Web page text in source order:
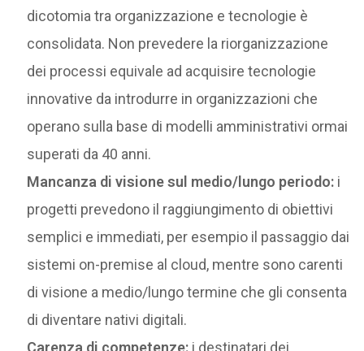
dicotomia tra organizzazione e tecnologie è
consolidata. Non prevedere la riorganizzazione
dei processi equivale ad acquisire tecnologie
innovative da introdurre in organizzazioni che
operano sulla base di modelli amministrativi ormai
superati da 40 anni.
Mancanza di visione sul medio/lungo periodo: i
progetti prevedono il raggiungimento di obiettivi
semplici e immediati, per esempio il passaggio dai
sistemi on-premise al cloud, mentre sono carenti
di visione a medio/lungo termine che gli consenta
di diventare nativi digitali.
Carenza di competenze: i destinatari dei